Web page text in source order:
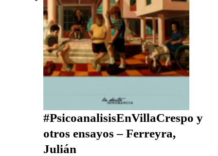
#PsicoanalisisEnVillaCrespo y
otros ensayos – Ferreyra,
Julián